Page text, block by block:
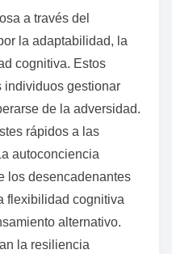
a través del
la adaptabilidad, la
cognitiva. Estos
individuos gestionar
de la adversidad.
rápidos a las
autoconciencia
los desencadenantes
flexibilidad cognitiva
alternativo.
la resiliencia